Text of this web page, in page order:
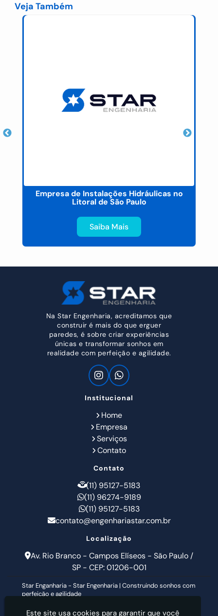
Veja Também
Empresa de Instalações Hidráulicas no
Litoral de São Paulo
Saiba Mais
Na Star Engenharia, acreditamos que
construir é mais do que erguer
paredes, é sobre criar experiências
únicas e transformar sonhos em
realidade com perfeição e agilidade.
Institucional
Home
Empresa
Serviços
Contato
Contato
(11) 95127-5183
(11) 96274-9189
(11) 95127-5183
contato@engenhariastar.com.br
Localização
Av. Rio Branco - Campos Elíseos - São Paulo /
SP - CEP: 01206-001
Star Enganharia - Star Engenharia | Construindo sonhos com
perfeição e agilidade
Este site usa cookies para garantir que você